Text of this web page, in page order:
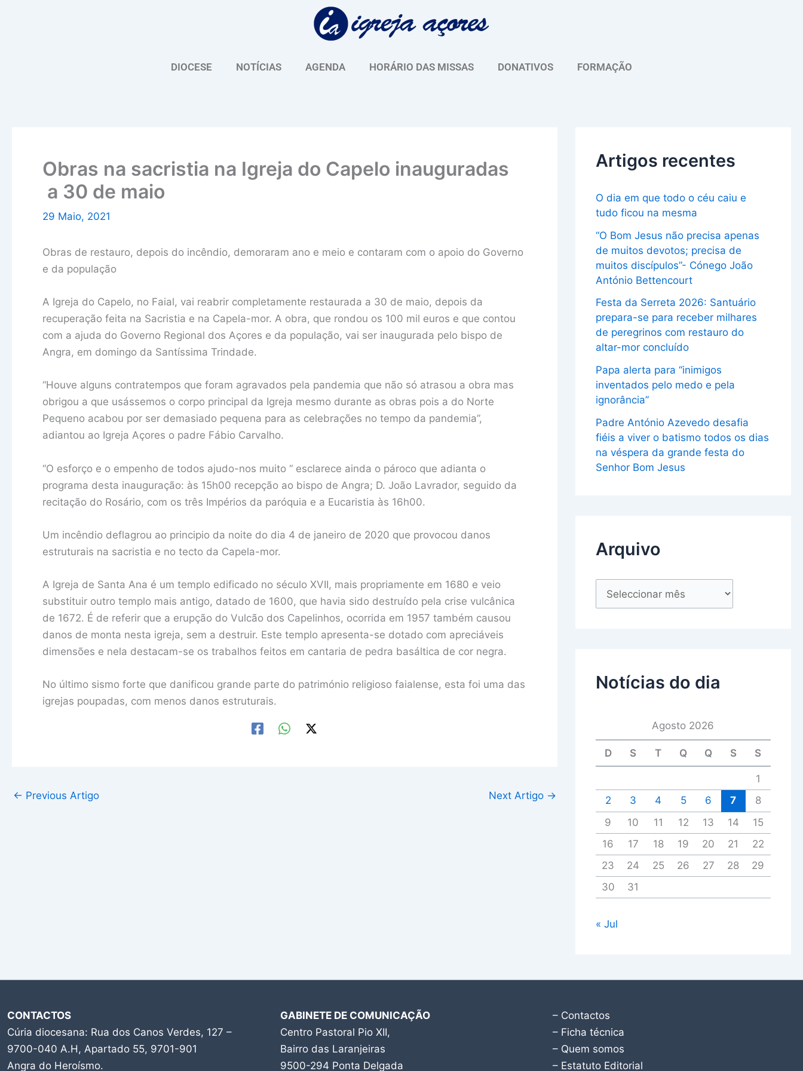
DIOCESE NOTÍCIAS AGENDA HORÁRIO DAS MISSAS DONATIVOS FORMAÇÃO
Obras na sacristia na Igreja do Capelo inauguradas
a 30 de maio
29 Maio, 2021
Obras de restauro, depois do incêndio, demoraram ano e meio e contaram com o apoio do Governo
e da população
A Igreja do Capelo, no Faial, vai reabrir completamente restaurada a 30 de maio, depois da
recuperação feita na Sacristia e na Capela-mor. A obra, que rondou os 100 mil euros e que contou
com a ajuda do Governo Regional dos Açores e da população, vai ser inaugurada pelo bispo de
Angra, em domingo da Santíssima Trindade.
“Houve alguns contratempos que foram agravados pela pandemia que não só atrasou a obra mas
obrigou a que usássemos o corpo principal da Igreja mesmo durante as obras pois a do Norte
Pequeno acabou por ser demasiado pequena para as celebrações no tempo da pandemia”,
adiantou ao Igreja Açores o padre Fábio Carvalho.
“O esforço e o empenho de todos ajudo-nos muito “ esclarece ainda o pároco que adianta o
programa desta inauguração: às 15h00 recepção ao bispo de Angra; D. João Lavrador, seguido da
recitação do Rosário, com os três Impérios da paróquia e a Eucaristia às 16h00.
Um incêndio deflagrou ao principio da noite do dia 4 de janeiro de 2020 que provocou danos
estruturais na sacristia e no tecto da Capela-mor.
A Igreja de Santa Ana é um templo edificado no século XVII, mais propriamente em 1680 e veio
substituir outro templo mais antigo, datado de 1600, que havia sido destruído pela crise vulcânica
de 1672. É de referir que a erupção do Vulcão dos Capelinhos, ocorrida em 1957 também causou
danos de monta nesta igreja, sem a destruir. Este templo apresenta-se dotado com apreciáveis
dimensões e nela destacam-se os trabalhos feitos em cantaria de pedra basáltica de cor negra.
No último sismo forte que danificou grande parte do património religioso faialense, esta foi uma das
igrejas poupadas, com menos danos estruturais.
← Previous Artigo Next Artigo →
Artigos recentes
O dia em que todo o céu caiu e
tudo ficou na mesma
“O Bom Jesus não precisa apenas
de muitos devotos; precisa de
muitos discípulos”- Cónego João
António Bettencourt
Festa da Serreta 2026: Santuário
prepara-se para receber milhares
de peregrinos com restauro do
altar-mor concluído
Papa alerta para “inimigos
inventados pelo medo e pela
ignorância”
Padre António Azevedo desafia
fiéis a viver o batismo todos os dias
na véspera da grande festa do
Senhor Bom Jesus
Arquivo
u
Notícias do dia
Agosto 2026
D S T Q Q S S
1
2
3 4 5 6 7
8
9
10 11 12 13 14
15
16
17 18 19 20 21
22
23
24 25 26 27 28
29
30
31
« Jul
CONTACTOS
Cúria diocesana: Rua dos Canos Verdes, 127 –
9700-040 A.H, Apartado 55, 9701-901
Angra do Heroísmo.
GABINETE DE COMUNICAÇÃO
Centro Pastoral Pio XII,
Bairro das Laranjeiras
9500-294 Ponta Delgada
– Contactos
– Ficha técnica
– Quem somos
– Estatuto Editorial